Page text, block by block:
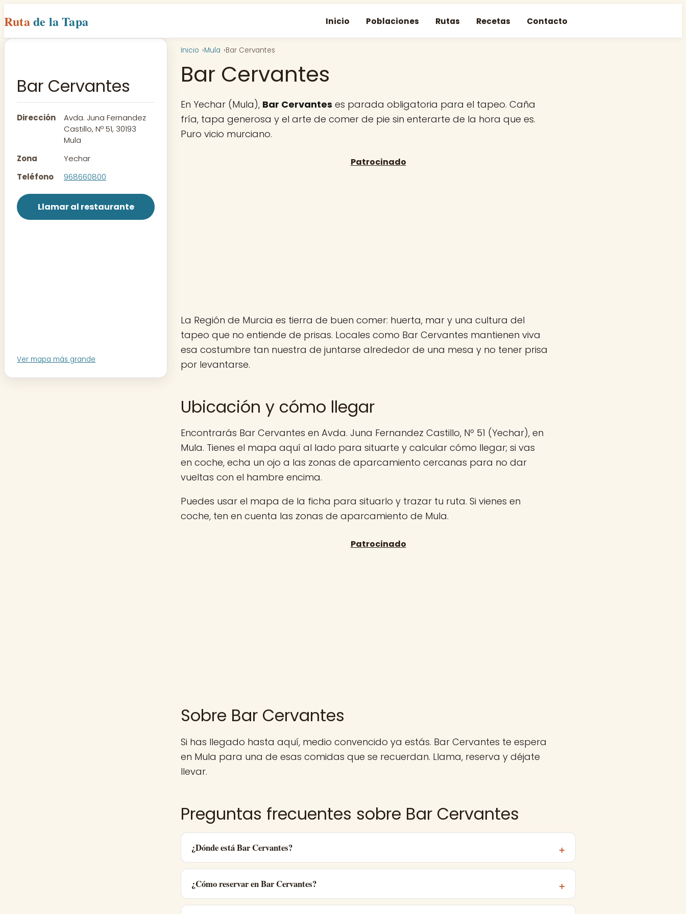
Rutade la Tapa Inicio Poblaciones Rutas Recetas Contacto
Bar Cervantes
Dirección
Avda. Juna Fernandez
Castillo, Nº 51, 30193
Mula
Zona
Yechar
Teléfono
968660800
Llamar al restaurante
Ver mapa más grande
Inicio Mula Bar Cervantes
Bar Cervantes
En Yechar (Mula), Bar Cervantes es parada obligatoria para el tapeo. Caña
fría, tapa generosa y el arte de comer de pie sin enterarte de la hora que es.
Puro vicio murciano.
La Región de Murcia es tierra de buen comer: huerta, mar y una cultura del
tapeo que no entiende de prisas. Locales como Bar Cervantes mantienen viva
esa costumbre tan nuestra de juntarse alrededor de una mesa y no tener prisa
por levantarse.
Ubicación y cómo llegar
Encontrarás Bar Cervantes en Avda. Juna Fernandez Castillo, Nº 51 (Yechar), en
Mula. Tienes el mapa aquí al lado para situarte y calcular cómo llegar; si vas
en coche, echa un ojo a las zonas de aparcamiento cercanas para no dar
vueltas con el hambre encima.
Puedes usar el mapa de la ficha para situarlo y trazar tu ruta. Si vienes en
coche, ten en cuenta las zonas de aparcamiento de Mula.
Sobre Bar Cervantes
Si has llegado hasta aquí, medio convencido ya estás. Bar Cervantes te espera
en Mula para una de esas comidas que se recuerdan. Llama, reserva y déjate
llevar.
Preguntas frecuentes sobre Bar Cervantes
¿Dónde está Bar Cervantes?
¿Cómo reservar en Bar Cervantes?